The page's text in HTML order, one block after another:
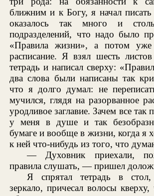
ближним и к Богу, я начал
оказалось так много и
подразделений, что надо было
«Правила жизни», а потом уже
расписание. Я взял шесть
тетрадь и написал сверху:
два слова были написаны так
что я долго думал: не
мучился, глядя на разорванное
уродливое заглавие. Зачем все так
у меня в душе и так
бумаге и вообще в жизни, когда я
к ней что-нибудь из того, что
— Духовник приехали,
правила слушать, — пришел
Я спрятал тетрадь в
зеркало, причесал волосы